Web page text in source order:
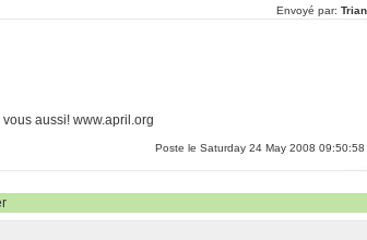
Envoyé par:
aussi! www.april.org
Poste le Saturday 24 May 2008 09:50:58